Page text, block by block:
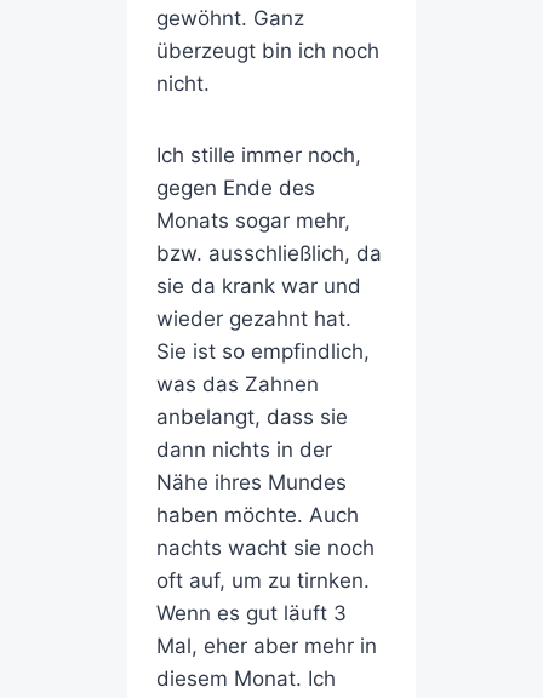
gewöhnt. Ganz
überzeugt bin ich noch
nicht.
Ich stille immer noch,
gegen Ende des
Monats sogar mehr,
bzw. ausschließlich, da
sie da krank war und
wieder gezahnt hat.
Sie ist so empfindlich,
was das Zahnen
anbelangt, dass sie
dann nichts in der
Nähe ihres Mundes
haben möchte. Auch
nachts wacht sie noch
oft auf, um zu tirnken.
Wenn es gut läuft 3
Mal, eher aber mehr in
diesem Monat. Ich